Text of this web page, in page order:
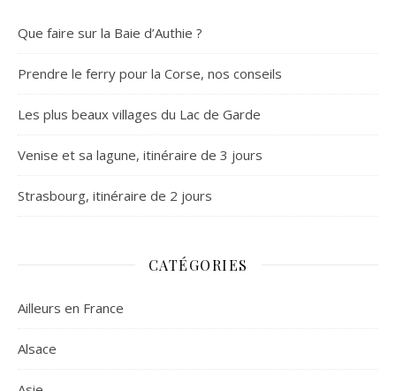
Que faire sur la Baie d’Authie ?
Prendre le ferry pour la Corse, nos conseils
Les plus beaux villages du Lac de Garde
Venise et sa lagune, itinéraire de 3 jours
Strasbourg, itinéraire de 2 jours
CATÉGORIES
Ailleurs en France
Alsace